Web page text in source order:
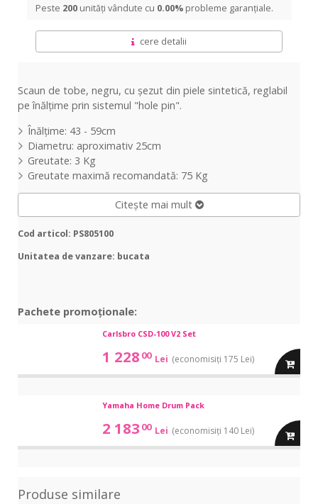
Peste 200 unități vândute cu 0.00% probleme garanțiale.
cere detalii
Scaun de tobe, negru, cu șezut din piele sintetică, reglabil
pe înălțime prin sistemul "hole pin".
Înălțime: 43 - 59cm
Diametru: aproximativ 25cm
Greutate: 3 Kg
Greutate maximă recomandată: 75 Kg
Citește mai mult
Cod articol: PS805100
Unitatea de vanzare: bucata
Pachete promoționale:
Set
Carlsbro CSD-100 V2 Set
1 228 00 Lei (economisiți 175 Lei) adauga
cos
Yamaha Home Drum Pack
2 183 00 Lei (economisiți 140 Lei) adauga
Produse similare